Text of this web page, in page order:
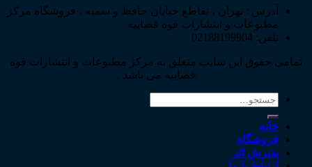
آدرس : تهران ، تقاطع خیابان حافظ و سمیه ، فروشگاه مرکز
مطبوعات و انتشارات قوه قضاییه
تلفن: 02188199904
تمامی حقوق این سایت متعلق به مرکز مطبوعات و انتشارات قوه
قضاییه می باشد .
جستجو
خانه
فروشگاه
پذیرش اثر